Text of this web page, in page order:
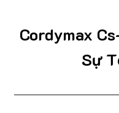
Cordymax
Sự